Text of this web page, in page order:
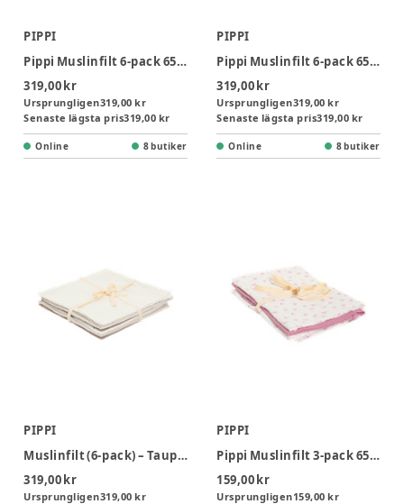
PIPPI
Pippi Muslinfilt 6‑pack 65x65 - Shadow Gray
319,00 kr
Ursprungligen319,00 kr
Senaste lägsta pris319,00 kr
Online 8 butiker
PIPPI
Pippi Muslinfilt 6‑pack 65x65 - Silver Lining
319,00 kr
Ursprungligen319,00 kr
Senaste lägsta pris319,00 kr
Online 8 butiker
PIPPI
Muslinfilt (6‑pack) – Taupe Gray – 65x65
319,00 kr
Ursprungligen319,00 kr
PIPPI
Pippi Muslinfilt 3‑pack 65x65 - Mauve Orchid
159,00 kr
Ursprungligen159,00 kr